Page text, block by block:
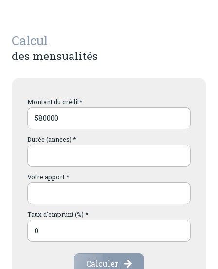
Calcul
des mensualités
Montant du crédit*
Durée (années) *
Votre apport *
Taux d'emprunt (%) *
Calculer